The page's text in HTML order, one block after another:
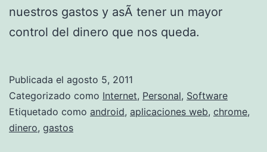
nuestros gastos y asÃ­ tener un mayor
control del dinero que nos queda.
Publicada el agosto 5, 2011
Categorizado como Internet, Personal, Software
Etiquetado como android, aplicaciones web, chrome,
dinero, gastos